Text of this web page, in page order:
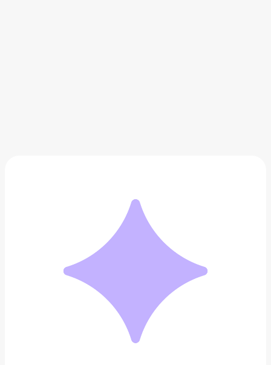
Ваза керамическая KERSTEN
Добавить в вишлист